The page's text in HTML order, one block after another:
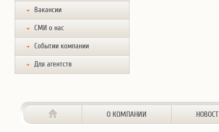
Вакансии
СМИ о нас
Событии компании
Для агентств
О КОМПАНИИ